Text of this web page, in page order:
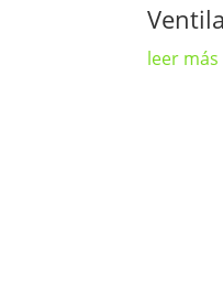
leer más